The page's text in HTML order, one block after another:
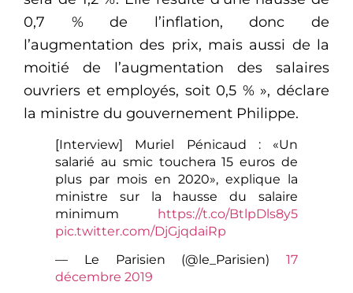
0,7 % de l’inflation, donc de
l’augmentation des prix, mais aussi de la
moitié de l’augmentation des salaires
ouvriers et employés, soit 0,5 % », déclare
la ministre du gouvernement Philippe.
[Interview] Muriel Pénicaud : «Un
salarié au smic touchera 15 euros de
plus par mois en 2020», explique la
ministre sur la hausse du salaire
minimum https://t.co/BtlpDls8y5
pic.twitter.com/DjGjqdaiRp
— Le Parisien (@le_Parisien) 17
décembre 2019